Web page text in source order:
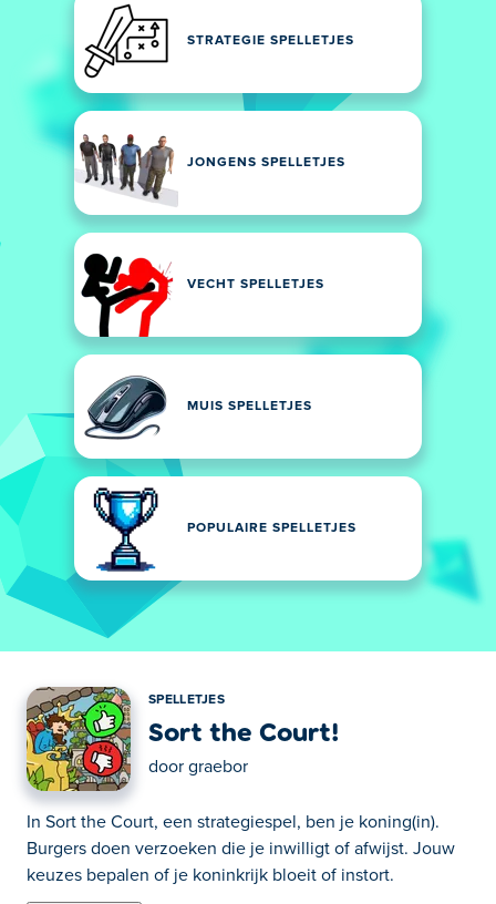
STRATEGIE SPELLETJES
JONGENS SPELLETJES
VECHT SPELLETJES
MUIS SPELLETJES
POPULAIRE SPELLETJES
SPELLETJES
Sort the Court!
door graebor
In Sort the Court, een strategiespel, ben je koning(in).
Burgers doen verzoeken die je inwilligt of afwijst. Jouw
keuzes bepalen of je koninkrijk bloeit of instort.